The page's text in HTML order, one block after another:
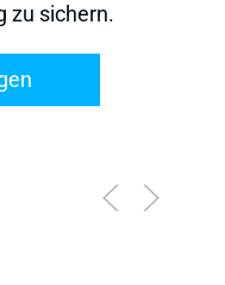
zu sichern.